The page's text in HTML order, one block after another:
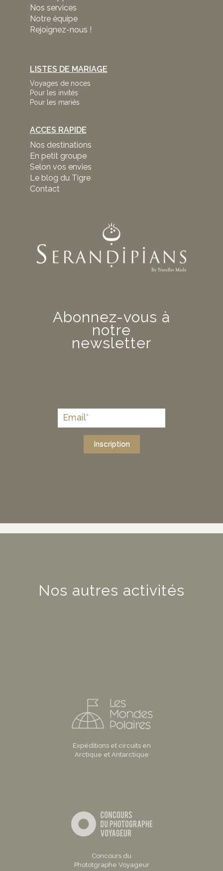
Nos services
Notre équipe
Rejoignez-nous !
LISTES DE MARIAGE
Voyages de noces
Pour les invités
Pour les mariés
ACCES RAPIDE
Nos destinations
En petit groupe
Selon vos envies
Le blog du Tigre
Contact
Abonnez-vous à
notre
newsletter
Inscription
Nos autres activités
Expéditions et circuits en
Arctique et Antarctique
Concours du
Phototgraphe Voyageur